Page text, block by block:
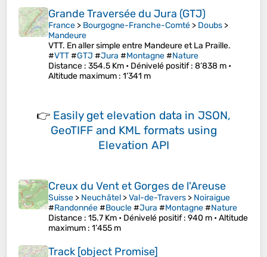
Grande Traversée du Jura (GTJ)
France > Bourgogne-Franche-Comté > Doubs >
Mandeure
VTT. En aller simple entre Mandeure et La Praille.
#VTT#GTJ #Jura #Montagne#Nature
Distance : 354.5 Km • Dénivelé positif: 8’838 m •
Altitude maximum : 1’341 m
👉 Easily get elevation data in JSON,
GeoTIFF and KML formats using
Elevation API
Creux du Vent et Gorges de l'Areuse
Suisse > Neuchâtel >Val-de-Travers > Noiraigue
#Randonnée#Boucle#Jura #Montagne#Nature
Distance : 15.7 Km • Dénivelé positif: 940 m •Altitude
maximum : 1’455 m
Track [object Promise]